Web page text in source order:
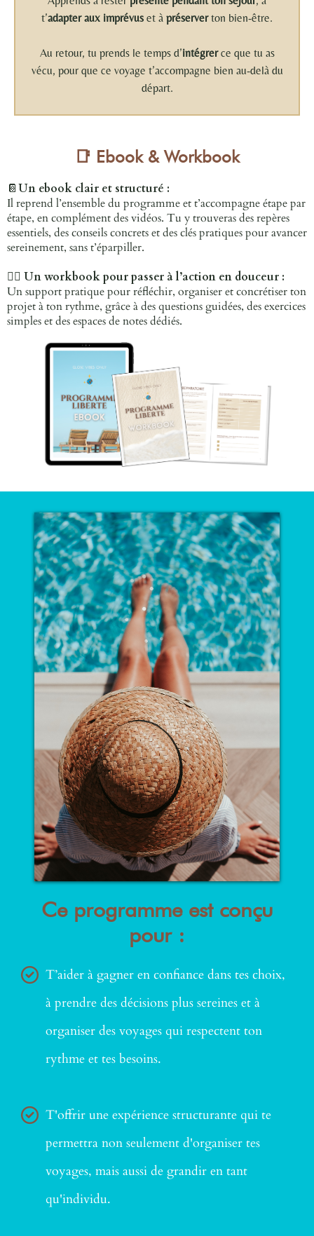
t’adapter aux imprévus et à préserverton bien-être.
Au retour, tu prends le temps d’intégrerce que tu as
vécu, pour que ce voyage t’accompagne bien au-delà du
départ.
📑 Ebook & Workbook
📔Un ebook clair et structuré :
Il reprend l’ensemble du programme et t’accompagne étape par
étape, en complément des vidéos. Tu y trouveras des repères
essentiels, des conseils concrets et des clés pratiques pour avancer
sereinement, sans t’éparpiller.
✍🏼 Un workbook pour passer à l’action en douceur :
Un support pratique pour réfléchir, organiser et concrétiser ton
projet à ton rythme, grâce à des questions guidées, des exercices
simples et des espaces de notes dédiés.
Ce programme est conçu
pour :
T’aider à gagner en confiance dans tes choix,
à prendre des décisions plus sereines et à
organiser des voyages qui respectent ton
rythme et tes besoins.
T'offrir une expérience structurante qui te
permettra non seulement d'organiser tes
voyages, mais aussi de grandir en tant
qu'individu.